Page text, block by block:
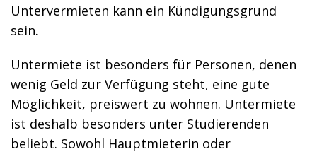
Untervermieten kann ein Kündigungsgrund
sein.
Untermiete ist besonders für Personen, denen
wenig Geld zur Verfügung steht, eine gute
Möglichkeit, preiswert zu wohnen. Untermiete
ist deshalb besonders unter Studierenden
beliebt. Sowohl Hauptmieterin oder